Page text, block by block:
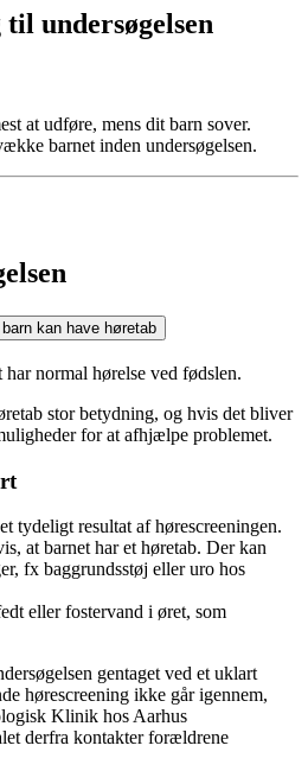
undersøgelsen
at udføre, mens dit barn sover.
barnet inden undersøgelsen.
kan have høretab
har normal hørelse ved fødslen.
stor betydning, og hvis det bliver
for at afhjælpe problemet.
tydeligt resultat af hørescreeningen.
at barnet har et høretab. Der kan
fx baggrundsstøj eller uro hos
eller fostervand i øret, som
gentaget ved et uklart
hørescreening ikke går igennem,
Klinik hos Aarhus
derfra kontakter forældrene